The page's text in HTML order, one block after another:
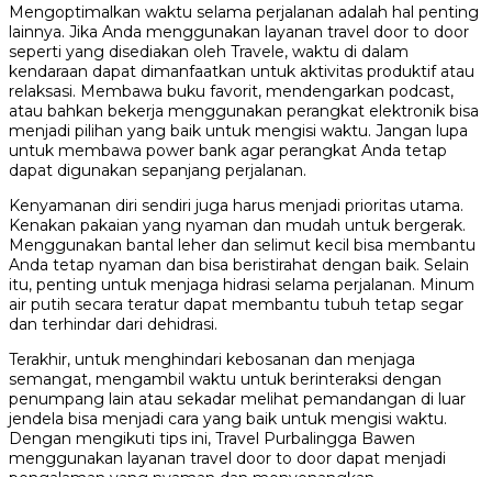
Mengoptimalkan waktu selama perjalanan adalah hal penting
lainnya. Jika Anda menggunakan layanan travel door to door
seperti yang disediakan oleh Travele, waktu di dalam
kendaraan dapat dimanfaatkan untuk aktivitas produktif atau
relaksasi. Membawa buku favorit, mendengarkan podcast,
atau bahkan bekerja menggunakan perangkat elektronik bisa
menjadi pilihan yang baik untuk mengisi waktu. Jangan lupa
untuk membawa power bank agar perangkat Anda tetap
dapat digunakan sepanjang perjalanan.
Kenyamanan diri sendiri juga harus menjadi prioritas utama.
Kenakan pakaian yang nyaman dan mudah untuk bergerak.
Menggunakan bantal leher dan selimut kecil bisa membantu
Anda tetap nyaman dan bisa beristirahat dengan baik. Selain
itu, penting untuk menjaga hidrasi selama perjalanan. Minum
air putih secara teratur dapat membantu tubuh tetap segar
dan terhindar dari dehidrasi.
Terakhir, untuk menghindari kebosanan dan menjaga
semangat, mengambil waktu untuk berinteraksi dengan
penumpang lain atau sekadar melihat pemandangan di luar
jendela bisa menjadi cara yang baik untuk mengisi waktu.
Dengan mengikuti tips ini, Travel Purbalingga Bawen
menggunakan layanan travel door to door dapat menjadi